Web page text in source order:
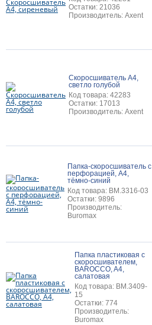
Остатки: 21036
Производитель: Axent
Скоросшиватель А4,
светло голубой
Код товара: 42283
Остатки: 17013
Производитель: Axent
Папка-скоросшиватель с
перфорацией, А4,
тёмно-синий
Код товара: BM.3316-03
Остатки: 9896
Производитель:
Buromax
Папка пластиковая с
скоросшивателем,
BAROCCO, A4,
салатовая
Код товара: BM.3409-
15
Остатки: 774
Производитель:
Buromax